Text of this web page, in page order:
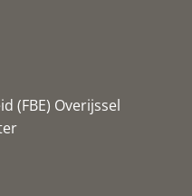
(FBE) Overijssel